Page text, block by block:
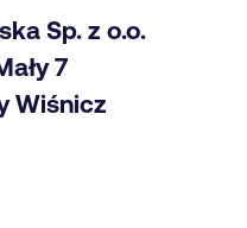
Sp. z o.o.
7
Wiśnicz